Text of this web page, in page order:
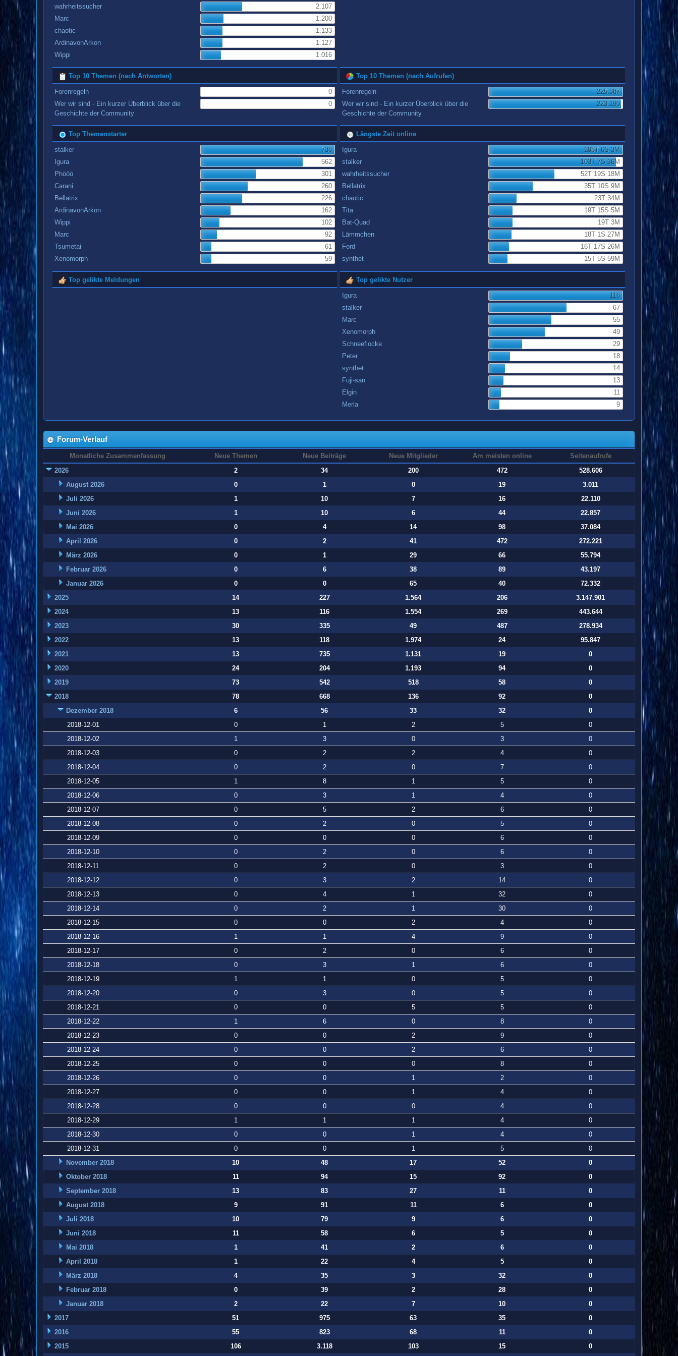
wahrheitssucher
2.107
Marc
1.200
chaotic
1.133
ArdinavonArkon
1.127
Wippi
1.016
Top 10 Themen (nach Antworten)
Forenregeln
0
Wer wir sind - Ein kurzer Überblick über die
Geschichte der Community
0
Top 10 Themen (nach Aufrufen)
Forenregeln
225.387
Wer wir sind - Ein kurzer Überblick über die
Geschichte der Community
223.190
Top Themenstarter
stalker
738
Igura
562
Phööö
301
Carani
260
Bellatrix
226
ArdinavonArkon
162
Wippi
102
Marc
92
Tsumetai
61
Xenomorph
59
Längste Zeit online
Igura
108T 6S 3M
stalker
103T 7S 36M
wahrheitssucher
52T 19S 18M
Bellatrix
35T 10S 9M
chaotic
23T 34M
Tita
19T 15S 5M
Bat-Quad
19T 3M
Lämmchen
18T 1S 27M
Ford
16T 17S 26M
synthet
15T 5S 59M
Top gelikte Meldungen Top gelikte Nutzer
Igura
116
stalker
67
Marc
55
Xenomorph
49
Schneeflocke
29
Peter
18
synthet
14
Fuji-san
13
Elgin
11
Merla
9
Forum-Verlauf
Monatliche Zusammenfassung Neue Themen Neue Beiträge Neue Mitglieder Am meisten online
Seitenaufrufe
2026
2 34 200 472
528.606
August 2026
0 1 0 19
3.011
Juli 2026
1 10 7 16
22.110
Juni 2026
1 10 6 44
22.857
Mai 2026
0 4 14 98
37.084
April 2026
0 2 41 472
272.221
März 2026
0 1 29 66
55.794
Februar 2026
0 6 38 89
43.197
Januar 2026
0 0 65 40
72.332
2025
14 227 1.564 206
3.147.901
2024
13 116 1.554 269
443.644
2023
30 335 49 487
278.934
2022
13 118 1.974 24
95.847
2021
13 735 1.131 19
0
2020
24 204 1.193 94
0
2019
73 542 518 58
0
2018
78 668 136 92
0
Dezember 2018
6 56 33 32
0
2018-12-01
0 1 2 5
0
2018-12-02
1 3 0 3
0
2018-12-03
0 2 2 4
0
2018-12-04
0 2 0 7
0
2018-12-05
1 8 1 5
0
2018-12-06
0 3 1 4
0
2018-12-07
0 5 2 6
0
2018-12-08
0 2 0 5
0
2018-12-09
0 0 0 6
0
2018-12-10
0 2 0 6
0
2018-12-11
0 2 0 3
0
2018-12-12
0 3 2 14
0
2018-12-13
0 4 1 32
0
2018-12-14
0 2 1 30
0
2018-12-15
0 0 2 4
0
2018-12-16
1 1 4 9
0
2018-12-17
0 2 0 6
0
2018-12-18
0 3 1 6
0
2018-12-19
1 1 0 5
0
2018-12-20
0 3 0 5
0
2018-12-21
0 0 5 5
0
2018-12-22
1 6 0 8
0
2018-12-23
0 0 2 9
0
2018-12-24
0 0 2 6
0
2018-12-25
0 0 0 8
0
2018-12-26
0 0 1 2
0
2018-12-27
0 0 1 4
0
2018-12-28
0 0 0 4
0
2018-12-29
1 1 1 4
0
2018-12-30
0 0 1 4
0
2018-12-31
0 0 1 5
0
November 2018
10 48 17 52
0
Oktober 2018
11 94 15 92
0
September 2018
13 83 27 11
0
August 2018
9 91 11 6
0
Juli 2018
10 79 9 6
0
Juni 2018
11 58 6 5
0
Mai 2018
1 41 2 6
0
April 2018
1 22 4 5
0
März 2018
4 35 3 32
0
Februar 2018
0 39 2 28
0
Januar 2018
2 22 7 10
0
2017
51 975 63 35
0
2016
55 823 68 11
0
2015
106 3.118 103 15 0